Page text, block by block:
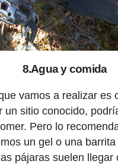
8.Agua y comida
vamos a realizar es
un sitio conocido,
Pero lo
un gel o una
pájaras suelen llegar